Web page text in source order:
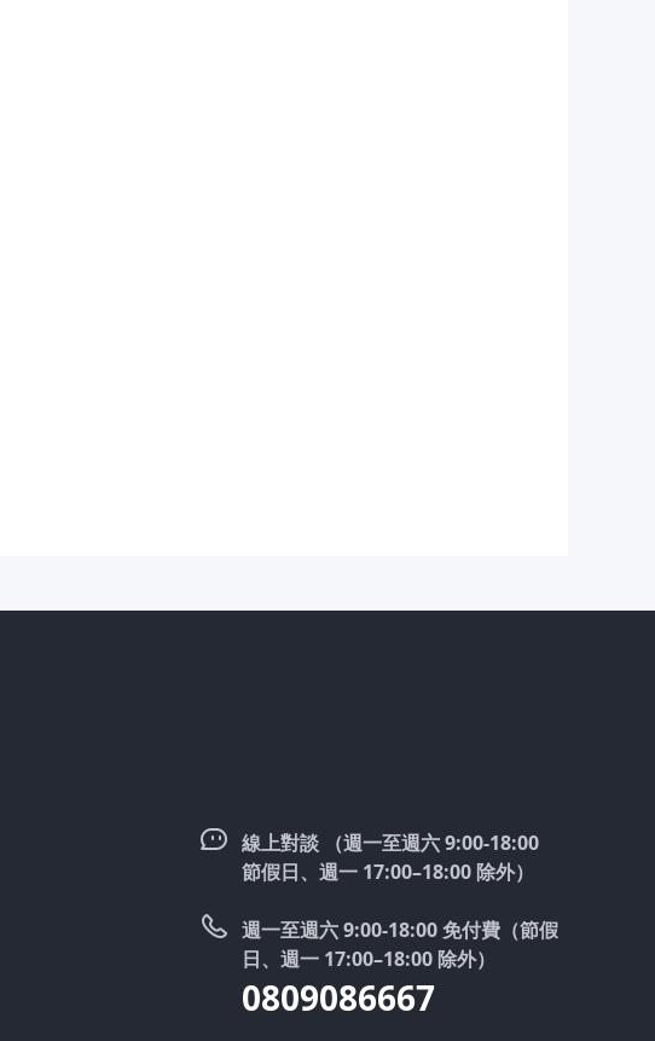
線上對談 （週一至週六 9:00-18:00
節假日、週一 17:00–18:00 除外）
週一至週六 9:00-18:00 免付費（節假
日、週一 17:00–18:00 除外）
0809086667